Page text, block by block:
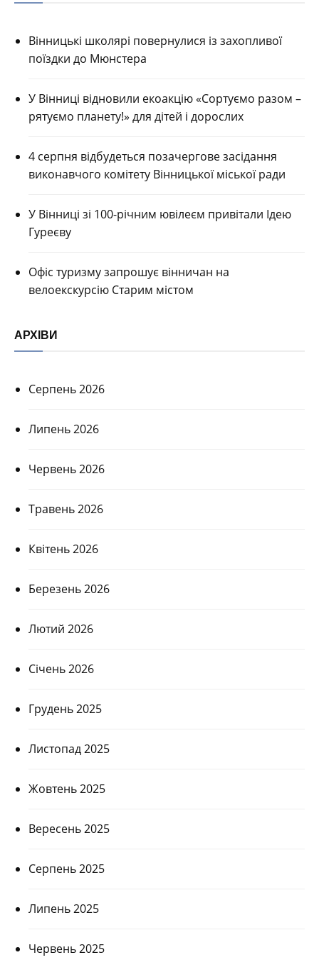
Вінницькі школярі повернулися із захопливої
поїздки до Мюнстера
У Вінниці відновили екоакцію «Сортуємо разом –
рятуємо планету!» для дітей і дорослих
4 серпня відбудеться позачергове засідання
виконавчого комітету Вінницької міської ради
У Вінниці зі 100-річним ювілеєм привітали Ідею
Гуреєву
Офіс туризму запрошує вінничан на
велоекскурсію Старим містом
АРХІВИ
Серпень 2026
Липень 2026
Червень 2026
Травень 2026
Квітень 2026
Березень 2026
Лютий 2026
Січень 2026
Грудень 2025
Листопад 2025
Жовтень 2025
Вересень 2025
Серпень 2025
Липень 2025
Червень 2025